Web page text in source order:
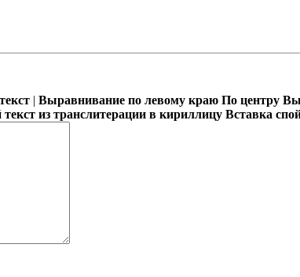
| Выравнивание по левому краю По центру
из транслитерации в кириллицу Вставка